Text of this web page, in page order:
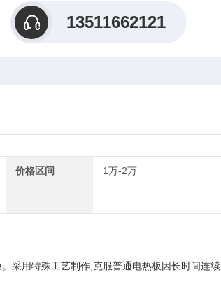
13511662121
价格区间 1万-2万
采用特殊工艺制作,克服普通电热板因长时间连续